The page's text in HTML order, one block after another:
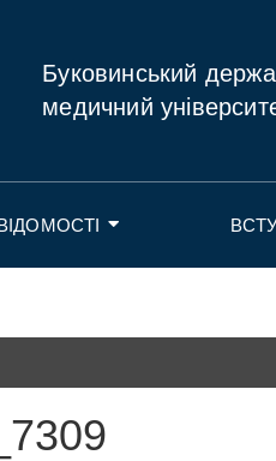
Буковинський
медичний